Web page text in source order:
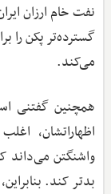
نفت خام ارزان
گسترده‌تر پکن را
می‌کند.
همچنین گفتنی
اظهاراتشان،
واشنگتن می‌داند
بدتر کند.